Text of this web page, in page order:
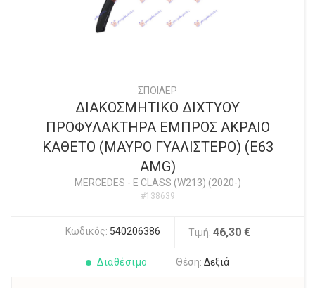
ΣΠΟΙΛΕΡ
ΔΙΑΚΟΣΜΗΤΙΚΟ ΔΙΧΤΥΟΥ
ΠΡΟΦΥΛΑΚΤΗΡΑ ΕΜΠΡΟΣ ΑΚΡΑΙΟ
ΚΑΘΕΤΟ (ΜΑΥΡΟ ΓΥΑΛΙΣΤΕΡΟ) (E63
AMG)
MERCEDES - E CLASS (W213) (2020-)
#138639
Κωδικός: 540206386 Τιμή: 46,30 €
Διαθέσιμο Θέση: Δεξιά